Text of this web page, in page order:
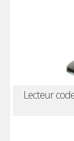
Lecteur